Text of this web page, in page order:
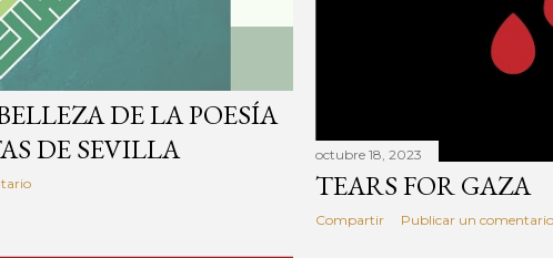
DE LA POESÍA
DE SEVILLA
octubre 18, 2023
TEARS FOR GAZA
Compartir Publicar un comentario